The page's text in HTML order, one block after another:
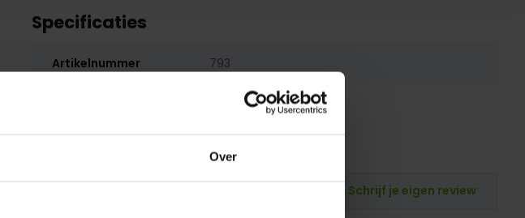
Over
Specificaties
Artikelnummer 793
Schrijf je eigen review